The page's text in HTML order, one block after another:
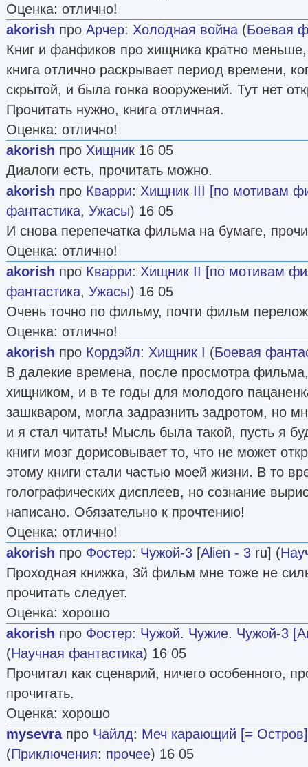
Оценка: отлично!
akorish про Арчер: Холодная война (Боевая
Книг и фанфиков про хищника кратно
книга отлично раскрывает период времени,
скрытой, и была гонка вооружений. Тут нет
Прочитать нужно, книга отличная.
Оценка: отлично!
akorish про Хищник 16 05
Диалоги есть, прочитать можно.
akorish про Кварри: Хищник III [по мотивам
фантастика, Ужасы) 16 05
И снова перепечатка фильма на бумаге,
Оценка: отлично!
akorish про Кварри: Хищник II [по мотивам
фантастика, Ужасы) 16 05
Очень точно по фильму, почти фильм
Оценка: отлично!
akorish про Кордэйл: Хищник I (Боевая
В далекие времена, после просмотра
хищником, и в те годы для молодого
зашкваром, могла задразнить задротом, но
и я стал читать! Мысль была такой, пусть я
книги мозг дорисовывает то, что не может
этому книги стали частью моей жизни. В то
голографических дисплеев, но сознание
написано. Обязательно к прочтению!
Оценка: отлично!
akorish про Фостер: Чужой-3 [Alien - 3 ru] (
Проходная книжка, 3й фильм мне тоже не
прочитать следует.
Оценка: хорошо
akorish про Фостер: Чужой. Чужие. Чужой-3
(Научная фантастика) 16 05
Прочитал как сценарий, ничего особенного,
прочитать.
Оценка: хорошо
mysevraпро Чайлд: Меч карающий [= Остров]
(Приключения: прочее) 16 05